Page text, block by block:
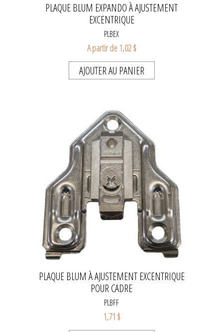
PLAQUE BLUM EXPANDO À AJUSTEMENT
EXCENTRIQUE
PLBEX
A partir de 1,02 $
AJOUTER AU PANIER
PLAQUE BLUM À AJUSTEMENT EXCENTRIQUE
POUR CADRE
PLBFF
1,71 $